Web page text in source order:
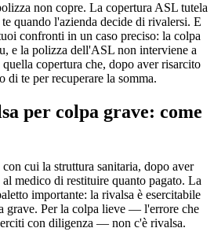
non copre. La copertura ASL tutela
quando l'azienda decide di rivalersi. E
confronti in un caso preciso: la colpa
e la polizza dell'ASL non interviene a
copertura che, dopo aver risarcito
di te per recuperare la somma.
per colpa grave: come
cui la struttura sanitaria, dopo aver
medico di restituire quanto pagato. La
importante: la rivalsa è esercitabile
grave. Per la colpa lieve — l'errore che
con diligenza — non c'è rivalsa.